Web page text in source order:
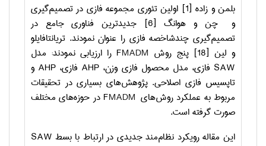
بلمن و زاده [1] اولین تئوری مجموعه فازی در تصمیم‌گیری
و چن و هوانگ
[6] جدیدترین فناوری جامع در
تصمیم‌گیری چندشاخصه فازی را عنوان نمودند. تریانتافایلو
و لین [18] پنج روش
FMADM
را ارزیابی نمودند: مدل
SAW فازی، مدل محصول فازی وزن، AHP فازی، AHP و
تاپسیس فازی اصلاحی. پژوهش‌های بسیاری در تحقیقات
مربوط به عملکرد روش‌های
FMADM در حوزه‌های مختلف
صورت گرفته است.
این مقاله رویکرد نظام‌مند جدیدی در ارتباط با بسط SAW